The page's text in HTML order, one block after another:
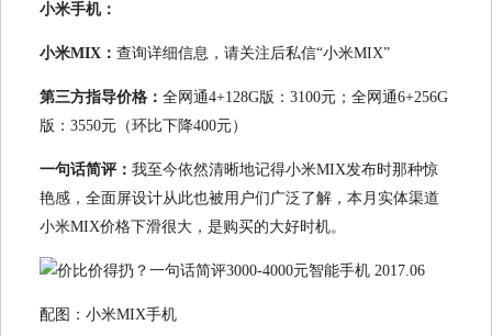
小米手机：
小米MIX： 查询详细信息，请关注后私信“小米MIX”
第三方指导价格： 全网通4+128G版：3100元；全网通6+256G
版：3550元（环比下降400元）
一句话简评： 我至今依然清晰地记得小米MIX发布时那种惊
艳感，全面屏设计从此也被用户们广泛了解，本月实体渠道
小米MIX价格下滑很大，是购买的大好时机。
配图：小米MIX手机